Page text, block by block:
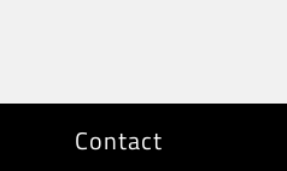
Contact